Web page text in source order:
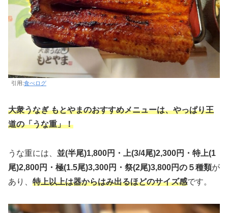
引用:食べログ
大衆うなぎ もとやまのおすすめメニューは、やっぱり王
道の「うな重」！
うな重には、 並(半尾)1,800円・上(3/4尾)2,300円・特上(1
尾)2,800円・極(1.5尾)3,300円・祭(2尾)3,800円の５種類が
あり、 特上以上は器からはみ出るほどのサイズ感です。